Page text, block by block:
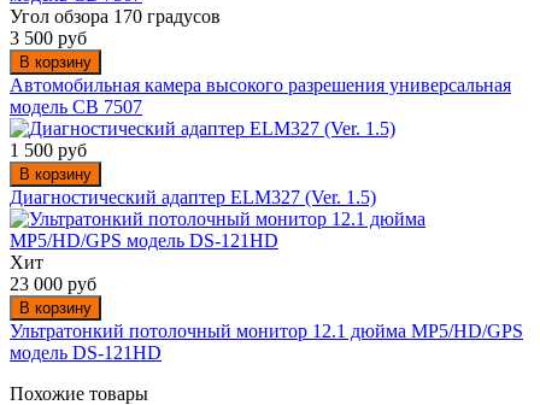
Угол обзора 170 градусов
3 500 руб
В корзину
Автомобильная камера высокого разрешения универсальная
модель CB 7507
1 500 руб
В корзину
Диагностический адаптер ELM327 (Ver. 1.5)
Хит
23 000 руб
В корзину
Ультратонкий потолочный монитор 12.1 дюйма MP5/HD/GPS
модель DS-121HD
Похожие товары